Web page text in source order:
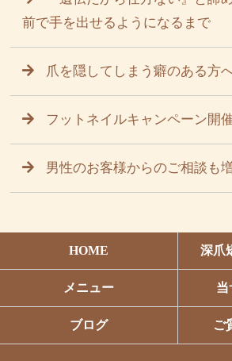
前で手を出せるようになるまで
爪を隠してしまう癖のある方
フットネイルキャンペーン開
男性のお客様からのご相談も
HOME 深爪
メニュー 当
ブログ ご